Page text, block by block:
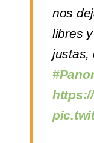
nos
libres
justas,